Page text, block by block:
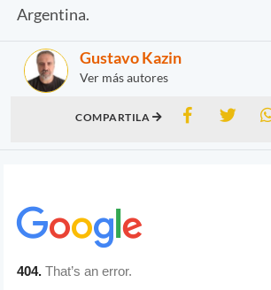
Argentina.
Gustavo Kazin
Ver más autores
COMPARTILA